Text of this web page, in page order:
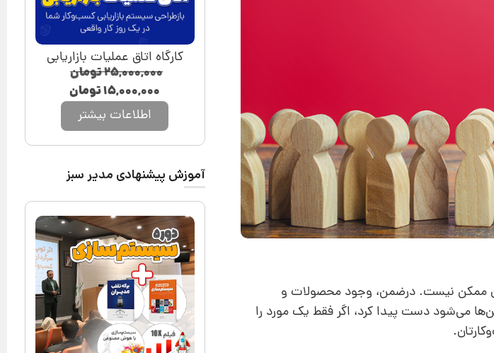
ممکن نیست. درضمن، وجود محصولات و
می‌شود دست پیدا کرد، اگر فقط یک مورد را
کارگاه اتاق عملیات بازاریابی
۲۵,۰۰۰,۰۰۰تومان
۱۵,۰۰۰,۰۰۰تومان
اطلاعات بیشتر
آموزش پیشنهادی مدیر سبز